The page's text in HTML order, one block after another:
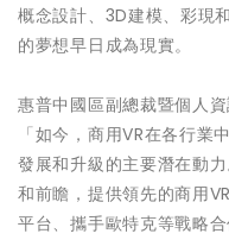
概念設計、3D建模、彩現
的夢想早日成為現實。
惠普中國區副總裁暨個人
「如今，商用VR在各行業
發展和升級的主要潛在動
和前瞻，提供領先的商用
平台、攜手歐特克等戰略